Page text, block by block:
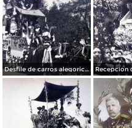
Desfile de carros alegoricos Fiestas del Centenario ( Sep-1910 ) por el Fotógrafo Fernando Kososky.